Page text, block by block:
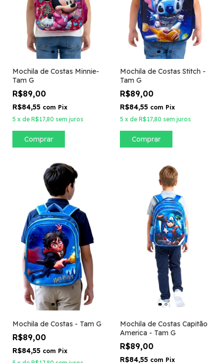
Mochila de Costas Minnie-
Tam G
R$89,00
R$84,55 com Pix
5 x de R$17,80 sem juros
Mochila de Costas Stitch -
Tam G
R$89,00
R$84,55 com Pix
5 x de R$17,80 sem juros
Mochila de Costas - Tam G
R$89,00
R$84,55 com Pix
Mochila de Costas Capitão
America - Tam G
R$89,00
R$84,55 com Pix